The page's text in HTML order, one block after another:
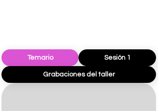
Temario Sesión 1
Grabaciones del taller